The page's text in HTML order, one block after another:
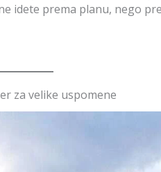
idete prema planu, nego
za velike uspomene